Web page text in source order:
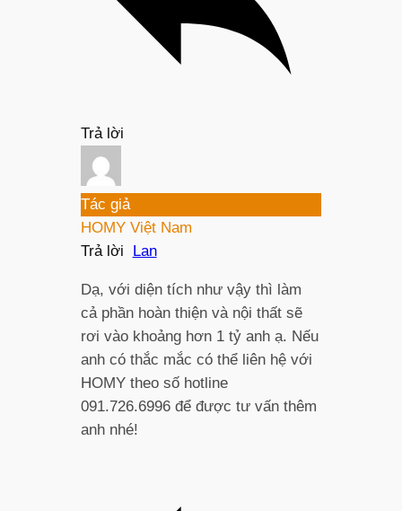
Trả lời
Tác giả
HOMY Việt Nam
Trả lời Lan
Dạ, với diện tích như vậy thì làm
cả phần hoàn thiện và nội thất sẽ
rơi vào khoảng hơn 1 tỷ anh ạ. Nếu
anh có thắc mắc có thể liên hệ với
HOMY theo số hotline
091.726.6996 để được tư vấn thêm
anh nhé!